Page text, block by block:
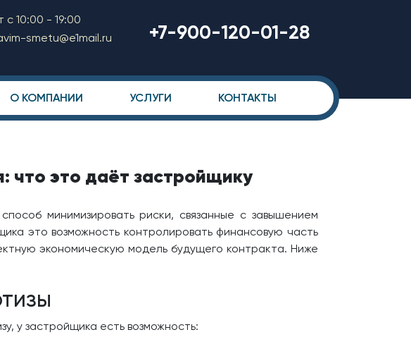
с 10:00 - 19:00
smetu@e1mail.ru
+7-900-120-01-28
О КОМПАНИИ УСЛУГИ КОНТАКТЫ
что это даёт застройщику
минимизировать риски, связанные с завышением
это возможность контролировать финансовую часть
экономическую модель будущего контракта. Ниже
у застройщика есть возможность: